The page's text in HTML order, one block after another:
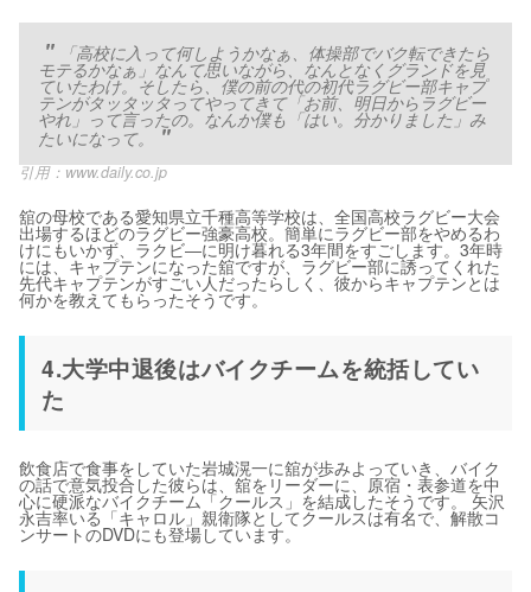
「高校に入って何しようかなぁ、体操部でバク転できたら
モテるかなぁ」なんて思いながら、なんとなくグランドを見
ていたわけ。そしたら、僕の前の代の初代ラグビー部キャプ
テンがタッタッタってやってきて「お前、明日からラグビー
やれ」って言ったの。なんか僕も「はい。分かりました」み
たいになって。
引用： www.daily.co.jp
舘の母校である愛知県立千種高等学校は、全国高校ラグビー大会
出場するほどのラグビー強豪高校。簡単にラグビー部をやめるわ
けにもいかず、ラクビ―に明け暮れる3年間をすごします。3年時
には、キャプテンになった舘ですが、ラグビー部に誘ってくれた
先代キャプテンがすごい人だったらしく、彼からキャプテンとは
何かを教えてもらったそうです。
4.大学中退後はバイクチームを統括してい
た
飲食店で食事をしていた岩城滉一に舘が歩みよっていき、バイク
の話で意気投合した彼らは、舘をリーダーに、原宿・表参道を中
心に硬派なバイクチーム「クールス」を結成したそうです。 矢沢
永吉率いる「キャロル」親衛隊としてクールスは有名で、解散コ
ンサートのDVDにも登場しています。